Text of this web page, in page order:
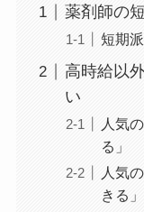
薬剤師の
短期
高時給以
い
人気
る」
人気
きる」